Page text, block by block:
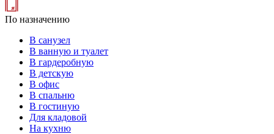
По назначению
В санузел
В ванную и туалет
В гардеробную
В детскую
В офис
В спальню
В гостиную
Для кладовой
На кухню